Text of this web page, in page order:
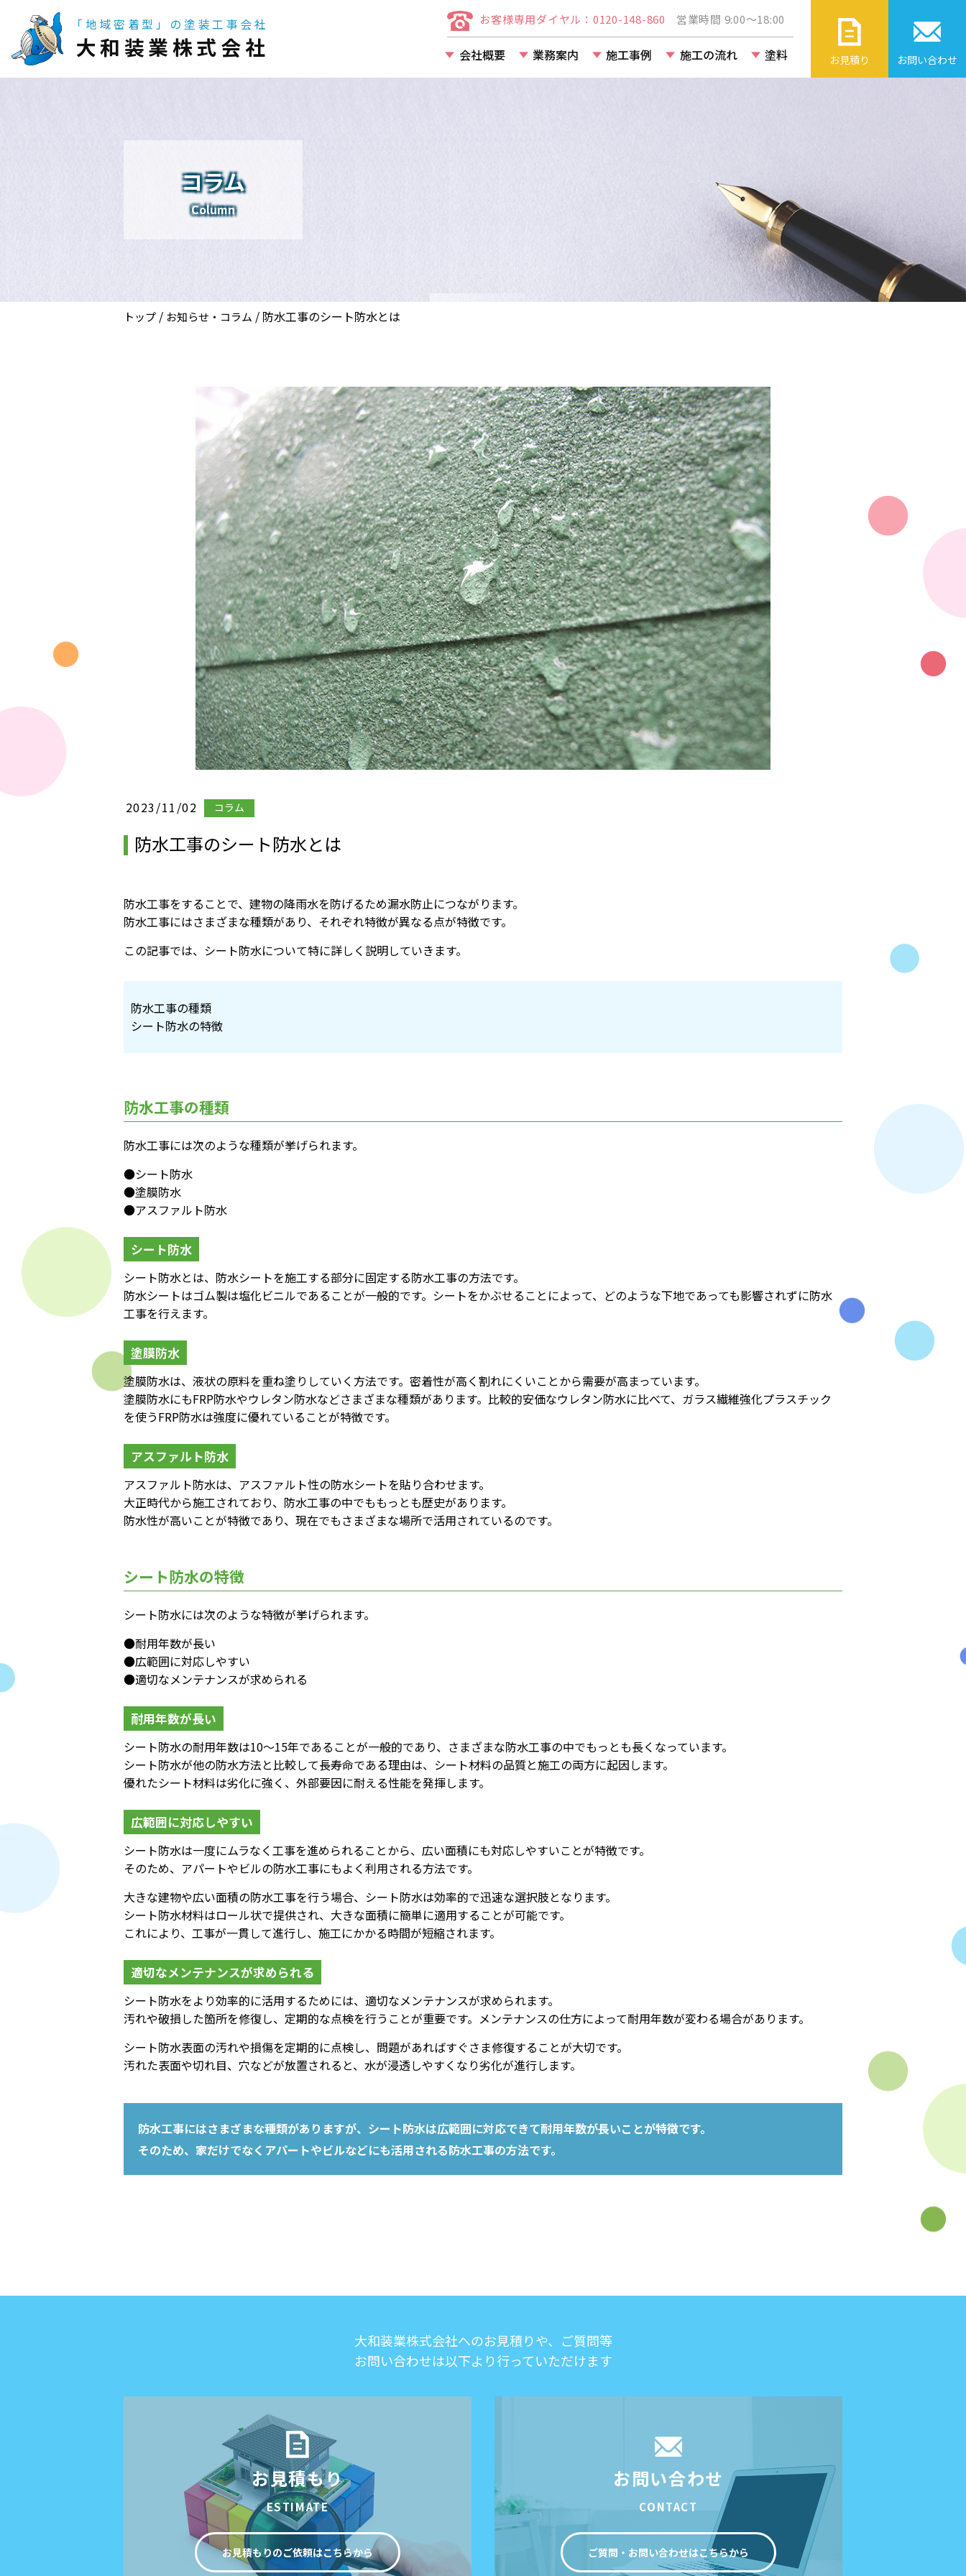
「地域密着型」の塗装工事会社
大和装業株式会社
お客様専用ダイヤル：0120-148-860 営業時間 9:00～18:00
会社概要 業務案内
マンション等の改装・改修工事
施工事例 施工の流れ 塗料 お見積り お問い合わせ
コラム
Column
トップ / お知らせ・コラム / 防水工事のシート防水とは
2023/11/02 コラム
防水工事のシート防水とは
防水工事をすることで、建物の降雨水を防げるため漏水防止につながります。
防水工事にはさまざまな種類があり、それぞれ特徴が異なる点が特徴です。
この記事では、シート防水について特に詳しく説明していきます。
防水工事の種類
シート防水の特徴
防水工事の種類
防水工事には次のような種類が挙げられます。
●シート防水
●塗膜防水
●アスファルト防水
シート防水
シート防水とは、防水シートを施工する部分に固定する防水工事の方法です。
防水シートはゴム製は塩化ビニルであることが一般的です。シートをかぶせることによって、どのような下地であっても影響されずに防水
工事を行えます。
塗膜防水
塗膜防水は、液状の原料を重ね塗りしていく方法です。密着性が高く割れにくいことから需要が高まっています。
塗膜防水にもFRP防水やウレタン防水などさまざまな種類があります。比較的安価なウレタン防水に比べて、ガラス繊維強化プラスチック
を使うFRP防水は強度に優れていることが特徴です。
アスファルト防水
アスファルト防水は、アスファルト性の防水シートを貼り合わせます。
大正時代から施工されており、防水工事の中でももっとも歴史があります。
防水性が高いことが特徴であり、現在でもさまざまな場所で活用されているのです。
シート防水の特徴
シート防水には次のような特徴が挙げられます。
●耐用年数が長い
●広範囲に対応しやすい
●適切なメンテナンスが求められる
耐用年数が長い
シート防水の耐用年数は10〜15年であることが一般的であり、さまざまな防水工事の中でもっとも長くなっています。
シート防水が他の防水方法と比較して長寿命である理由は、シート材料の品質と施工の両方に起因します。
優れたシート材料は劣化に強く、外部要因に耐える性能を発揮します。
広範囲に対応しやすい
シート防水は一度にムラなく工事を進められることから、広い面積にも対応しやすいことが特徴です。
そのため、アパートやビルの防水工事にもよく利用される方法です。
大きな建物や広い面積の防水工事を行う場合、シート防水は効率的で迅速な選択肢となります。
シート防水材料はロール状で提供され、大きな面積に簡単に適用することが可能です。
これにより、工事が一貫して進行し、施工にかかる時間が短縮されます。
適切なメンテナンスが求められる
シート防水をより効率的に活用するためには、適切なメンテナンスが求められます。
汚れや破損した箇所を修復し、定期的な点検を行うことが重要です。メンテナンスの仕方によって耐用年数が変わる場合があります。
シート防水表面の汚れや損傷を定期的に点検し、問題があればすぐさま修復することが大切です。
汚れた表面や切れ目、穴などが放置されると、水が浸透しやすくなり劣化が進行します。
防水工事にはさまざまな種類がありますが、シート防水は広範囲に対応できて耐用年数が長いことが特徴です。
そのため、家だけでなくアパートやビルなどにも活用される防水工事の方法です。
大和装業株式会社へのお見積りや、ご質問等
お問い合わせは以下より行っていただけます
お見積もり
ESTIMATE
お見積もりのご依頼はこちらから
お問い合わせ
CONTACT
ご質問・お問い合わせはこちらから